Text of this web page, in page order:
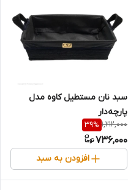
سبد نان مستطیل کاوه مدل
پارچه‌دار
1,212,000
39%
736,000
افزودن به سبد